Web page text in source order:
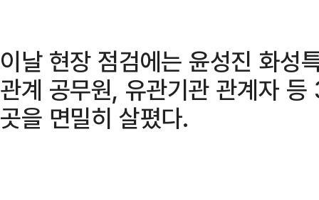
이날 현장 점검에는 윤성진 화성
관계 공무원, 유관기관 관계자
곳을 면밀히 살폈다.